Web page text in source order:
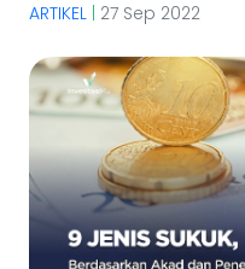
ARTIKEL 27 Sep 2022